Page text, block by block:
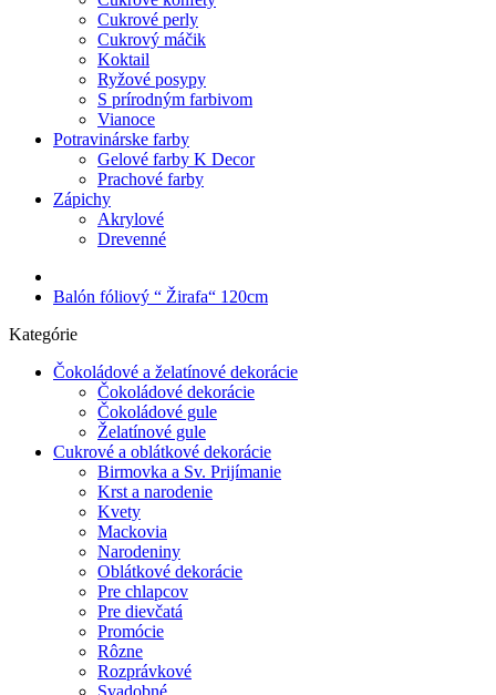
Cukrové perly
Cukrový máčik
Koktail
Ryžové posypy
S prírodným farbivom
Vianoce
Potravinárske farby
Gelové farby K Decor
Prachové farby
Zápichy
Akrylové
Drevenné
Balón fóliový “ Žirafa“ 120cm
Kategórie
Čokoládové a želatínové dekorácie
Čokoládové dekorácie
Čokoládové gule
Želatínové gule
Cukrové a oblátkové dekorácie
Birmovka a Sv. Prijímanie
Krst a narodenie
Kvety
Mackovia
Narodeniny
Oblátkové dekorácie
Pre chlapcov
Pre dievčatá
Promócie
Rôzne
Rozprávkové
Svadobné